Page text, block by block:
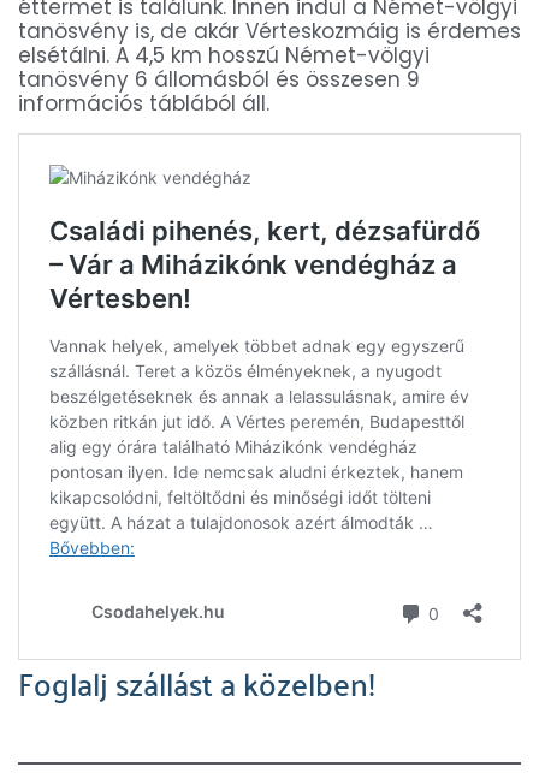
éttermet is találunk. Innen indul a Német-völgyi
tanösvény is, de akár Vérteskozmáig is érdemes
elsétálni. A 4,5 km hosszú Német-völgyi
tanösvény 6 állomásból és összesen 9
információs táblából áll.
Foglalj szállást a közelben!